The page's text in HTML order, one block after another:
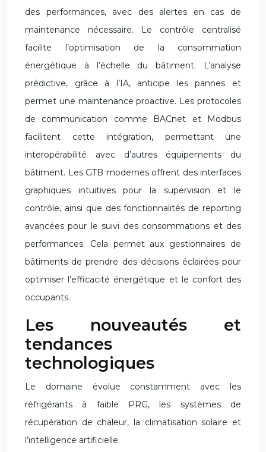
des performances, avec des alertes en cas de
maintenance nécessaire. Le contrôle centralisé
facilite l’optimisation de la consommation
énergétique à l’échelle du bâtiment. L’analyse
prédictive, grâce à l’IA, anticipe les pannes et
permet une maintenance proactive. Les protocoles
de communication comme BACnet et Modbus
facilitent cette intégration, permettant une
interopérabilité avec d’autres équipements du
bâtiment. Les GTB modernes offrent des interfaces
graphiques intuitives pour la supervision et le
contrôle, ainsi que des fonctionnalités de reporting
avancées pour le suivi des consommations et des
performances. Cela permet aux gestionnaires de
bâtiments de prendre des décisions éclairées pour
optimiser l’efficacité énergétique et le confort des
occupants.
Les nouveautés et
tendances
technologiques
Le domaine évolue constamment avec les
réfrigérants à faible PRG, les systèmes de
récupération de chaleur, la climatisation solaire et
l’intelligence artificielle.